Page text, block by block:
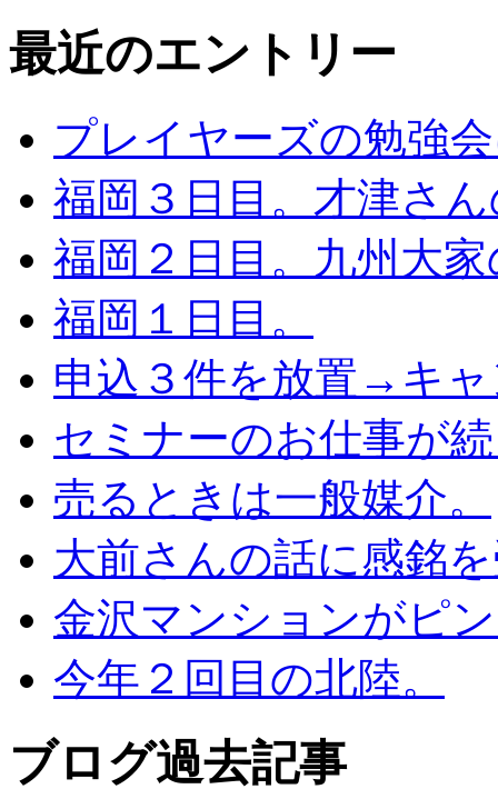
最近のエントリー
プレイヤーズの勉強
福岡３日目。才津さ
福岡２日目。九州大
福岡１日目。
申込３件を放置→キ
セミナーのお仕事が
売るときは一般媒介。
大前さんの話に感銘
金沢マンションがピ
今年２回目の北陸。
ブログ過去記事